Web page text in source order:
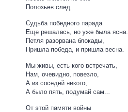
Полозьев след.
Судьба победного парада
Еще решалась, но уже была ясна.
Петля разорвана блокады,
Пришла победа, и пришла весна.
Мы живы, есть кого встречать,
Нам, очевидно, повезло,
А из соседей никого,
А было пять, подумай сам...
От этой памяти войны